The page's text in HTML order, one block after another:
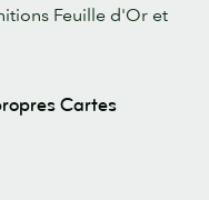
Feuille d'Or et
Cartes